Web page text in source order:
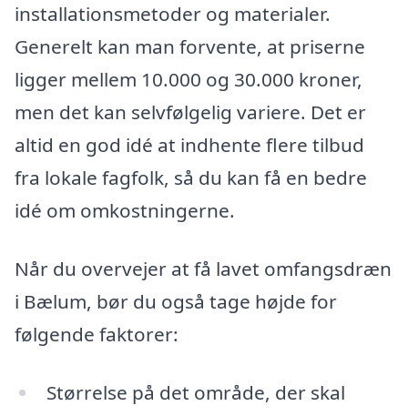
installationsmetoder og materialer.
Generelt kan man forvente, at priserne
ligger mellem 10.000 og 30.000 kroner,
men det kan selvfølgelig variere. Det er
altid en god idé at indhente flere tilbud
fra lokale fagfolk, så du kan få en bedre
idé om omkostningerne.
Når du overvejer at få lavet omfangsdræn
i Bælum, bør du også tage højde for
følgende faktorer:
Størrelse på det område, der skal